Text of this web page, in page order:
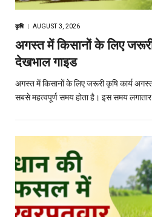
कृषि AUGUST 3, 2026
अगस्त में किसानों के लिए
देखभाल गाइड
अगस्त में किसानों के लिए जरूरी कृषि कार्य
सबसे महत्वपूर्ण समय होता है। इस समय लगातार